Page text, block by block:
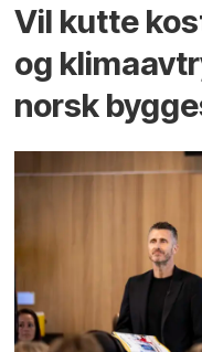
Vil kutte
og
norsk